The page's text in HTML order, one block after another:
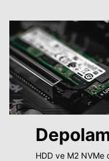
HDD ve M2 NVMe